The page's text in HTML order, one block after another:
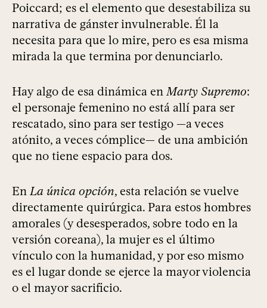
Poiccard; es el elemento que desestabiliza su
narrativa de gánster invulnerable. Él la
necesita para que lo mire, pero es esa misma
mirada la que termina por denunciarlo.
Hay algo de esa dinámica enMarty Supremo:
el personaje femenino no está allí para ser
rescatado, sino para ser testigo —a veces
atónito, a veces cómplice— de una ambición
que no tiene espacio para dos.
En La única opción, esta relación se vuelve
directamente quirúrgica. Para estos hombres
amorales (y desesperados, sobre todo en la
versión coreana), la mujer es el último
vínculo con la humanidad, y por eso mismo
es el lugar donde se ejerce la mayor violencia
o el mayor sacrificio.